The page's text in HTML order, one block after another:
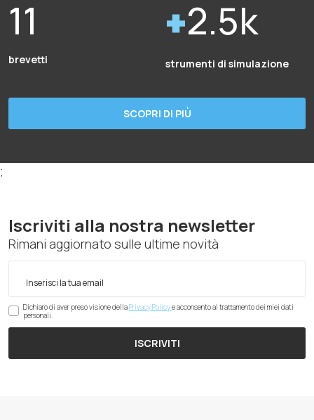
11
brevetti
2.5k
strumenti di simulazione
SCOPRI DI PIÙ
;
Iscriviti alla nostra newsletter
Rimani aggiornato sulle ultime novità
Dichiaro di aver preso visione dellaPrivacy Policye acconsento al trattamento dei miei dati
personali.
ISCRIVITI